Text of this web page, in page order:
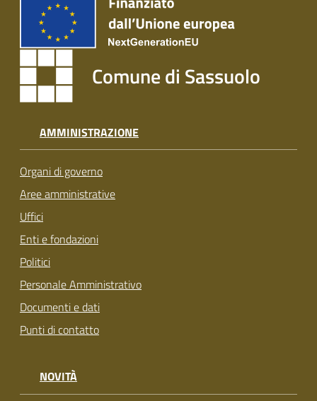
Comune di Sassuolo
AMMINISTRAZIONE
Organi di governo
Aree amministrative
Uffici
Enti e fondazioni
Politici
Personale Amministrativo
Documenti e dati
Punti di contatto
NOVITÀ